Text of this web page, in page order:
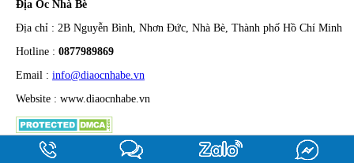
Địa Ốc Nhà Bè
Địa chỉ : 2B Nguyễn Bình, Nhơn Đức, Nhà Bè, Thành phố Hồ Chí Minh
Hotline : 0877989869
Email : info@diaocnhabe.vn
Website : www.diaocnhabe.vn